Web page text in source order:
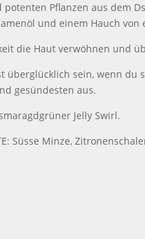
Pflanzen aus dem
und einem Hauch
die Haut verwöhnen und
überglücklich sein, wenn du
gesündesten aus.
Jelly Swirl.
Süsse Minze,